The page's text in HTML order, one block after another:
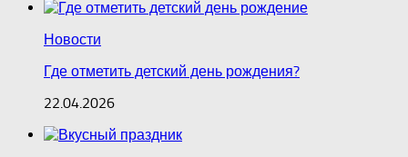
Новости
Где отметить детский день рождения?
22.04.2026